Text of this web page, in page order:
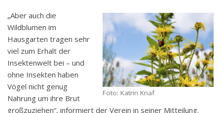
Foto: Katrin Knaf
„Aber auch die
Wildblumen im
Hausgarten tragen sehr
viel zum Erhalt der
Insektenwelt bei – und
ohne Insekten haben
Vögel nicht genug
Nahrung um ihre Brut
großzuziehen“, informiert der Verein in seiner Mitteilung.